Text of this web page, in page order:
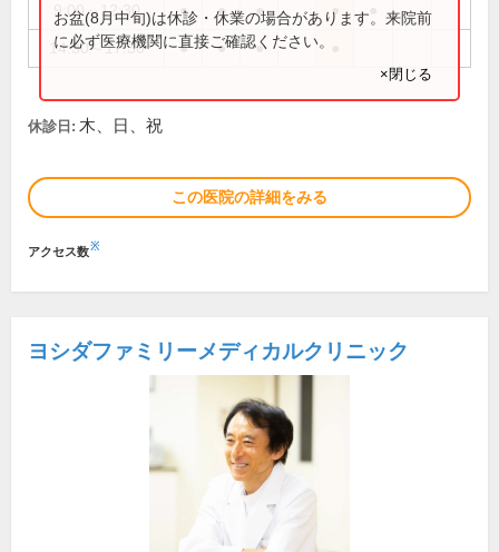
9:00～12:30 ● ● ● ●
14:30～17:30 ● ● ●
お盆(8月中旬)は休診・休業の場合があります。来院前
に必ず医療機関に直接ご確認ください。
×閉じる
休診日: 木、日、祝
この医院の詳細をみる
アクセス数※
ヨシダファミリーメディカルクリニック